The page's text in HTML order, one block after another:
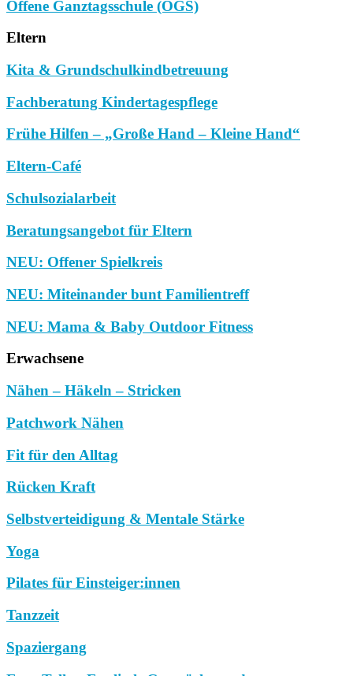
Offene Ganztagsschule (OGS)
Eltern
Kita & Grundschulkindbetreuung
Fachberatung Kindertagespflege
Frühe Hilfen – „Große Hand – Kleine Hand“
Eltern-Café
Schulsozialarbeit
Beratungsangebot für Eltern
NEU: Offener Spielkreis
NEU: Miteinander bunt Familientreff
NEU: Mama & Baby Outdoor Fitness
Erwachsene
Nähen – Häkeln – Stricken
Patchwork Nähen
Fit für den Alltag
Rücken Kraft
Selbstverteidigung & Mentale Stärke
Yoga
Pilates für Einsteiger:innen
Tanzzeit
Spaziergang